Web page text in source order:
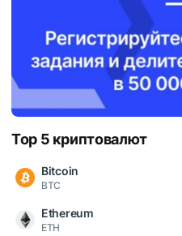
Top 5 криптовалют
Bitcoin
BTC
Ethereum
ETH